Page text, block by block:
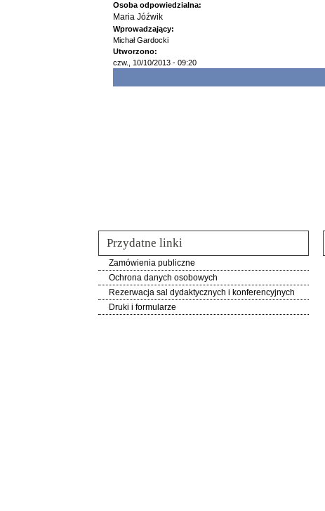
Osoba odpowiedzialna:
Maria Jóźwik
Wprowadzający:
Michał Gardocki
Utworzono:
czw., 10/10/2013 - 09:20
Przydatne linki
Zamówienia publiczne
Ochrona danych osobowych
Rezerwacja sal dydaktycznych i konferencyjnych
Druki i formularze